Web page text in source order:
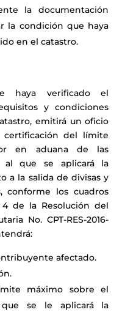
la documentación
la condición que haya
en el catastro.
haya verificado el
y condiciones
emitirá un oficio
del límite
en aduana de las
al que se aplicará la
a la salida de divisas y
conforme los cuadros
de la Resolución del
No. CPT-RES-2016-
afectado.
máximo sobre el
se le aplicará la